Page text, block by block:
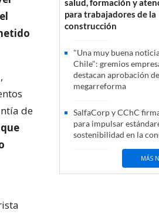
de
salud, formación y
para trabajadores de la
construcción
"Una muy buena
Chile": gremios
destacan aprobación
megarreforma
SalfaCorp y CChC
para impulsar
sostenibilidad en la
MÁS